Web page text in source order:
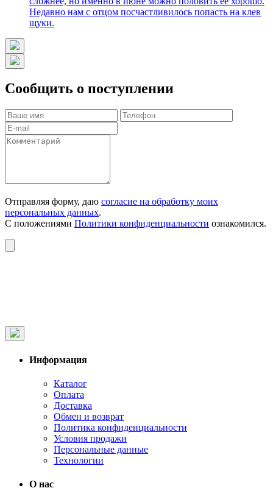
Недавно нам с отцом посчастливилось попасть на клев
щуки.
Сообщить о поступлении
Отправляя форму, даю согласие на обработку моих
персональных данных.
С положениями Политики конфиденциальности ознакомился.
Информация
Каталог
Оплата
Доставка
Обмен и возврат
Политика конфиденциальности
Условия продажи
Персональные данные
Технологии
О нас